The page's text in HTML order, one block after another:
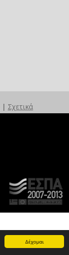
Δέχομαι
| Σχετικά